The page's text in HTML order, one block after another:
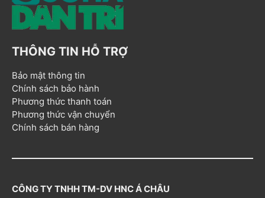
THÔNG TIN HỖ TRỢ
Bảo mật thông tin
Chính sách bảo hành
Phương thức thanh toán
Phương thức vận chuyển
Chính sách bán hàng
CÔNG TY TNHH TM-DV HNC Á CHÂU